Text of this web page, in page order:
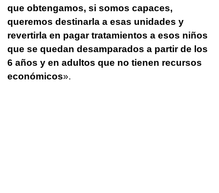
que obtengamos, si somos capaces,
queremos destinarla a esas unidades y
revertirla en pagar tratamientos a esos niños
que se quedan desamparados a partir de los
6 años y en adultos que no tienen recursos
económicos».